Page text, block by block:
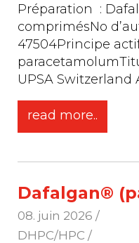
Préparation :
comprimésNo
47504Principe
UPSA Switzerland
read more..
Dafalgan®
08. juin 2026 /
DHPC/HPC /